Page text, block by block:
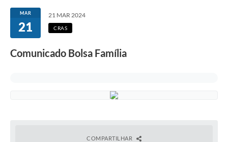
MAR
21
21 MAR 2024
CRAS
Comunicado Bolsa Família
COMPARTILHAR